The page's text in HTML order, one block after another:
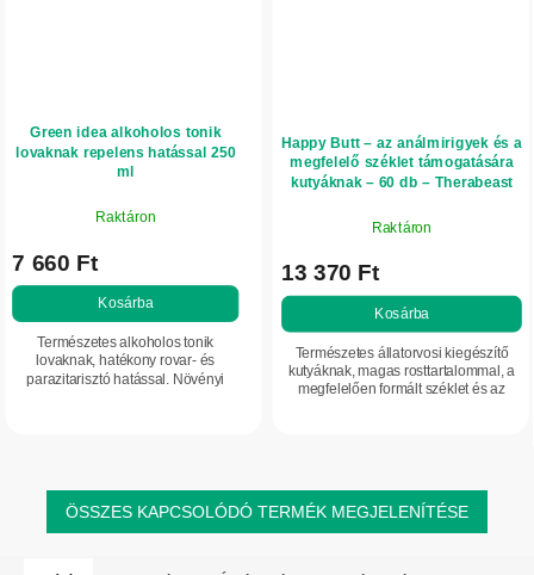
Green idea alkoholos tonik
lovaknak repelens hatással 250
ml
Raktáron
7 660 Ft
Kosárba
Természetes alkoholos tonik
lovaknak, hatékony rovar- és
parazitarisztó hatással. Növényi
Happy Butt – az análmirigyek és a
megfelelő széklet támogatására
kutyáknak – 60 db – Therabeast
Raktáron
13 370 Ft
Kosárba
Természetes állatorvosi kiegészítő
kutyáknak, magas rosttartalommal, a
megfelelően formált széklet és az
ÖSSZES KAPCSOLÓDÓ TERMÉK MEGJELENÍTÉSE